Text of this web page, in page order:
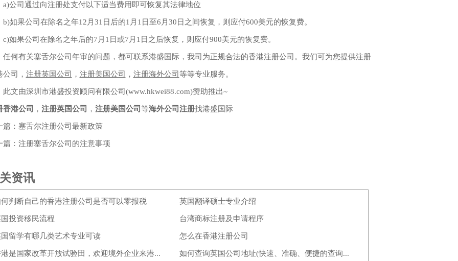
司通过向注册处支付以下适当费用即可恢复其法律地位
果公司在除名之年12月31日后的1月1日至6月30日之间恢复，则应付600美元的恢复费。
果公司在除名之年后的7月1日或7月1日之后恢复，则应付900美元的恢复费。
有关塞舌尔公司年审的问题，都可联系港盛国际，我司为正规合法的香港注册公司。我们可为您提供注册
公司， 注册英国公司 ， 注册美国公司 ， 注册海外公司 等等专业服务。
由深圳市港盛投资顾问有限公司(www.hkwei88.com)赞助推出~
香港公司 ， 注册英国公司 ， 注册美国公司 等海外公司注册找港盛国际
篇： 塞舌尔注册公司最新政策
篇： 注册塞舌尔公司的注意事项
资讯
判断自己的香港注册公司是否可以零报税 英国翻译硕士专业介绍
投资移民流程 台湾商标注册及申请程序
留学有哪几类艺术专业可读 怎么在香港注册公司
是国家改革开放试验田，欢迎境外企业来港... 如何查询英国公司地址(快速、准确、便捷的查询...